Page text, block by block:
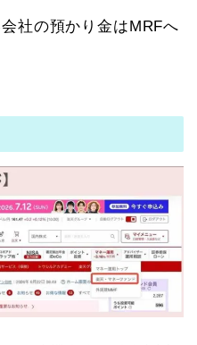
社の預かり金はMRFへ